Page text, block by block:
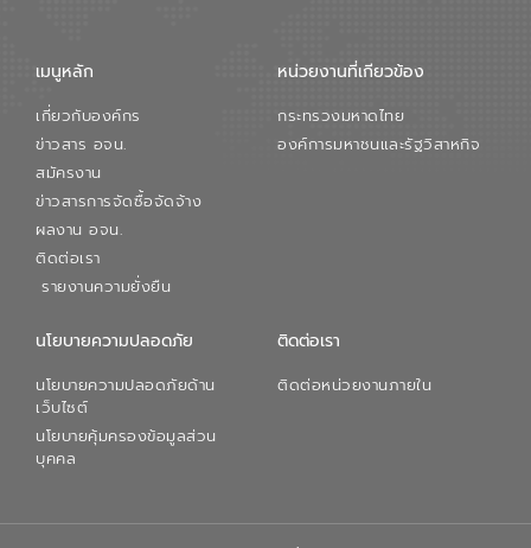
เมนูหลัก
เกี่ยวกับองค์กร
ข่าวสาร อจน.
สมัครงาน
ข่าวสารการจัดซื้อจัดจ้าง
ผลงาน อจน.
ติดต่อเรา
รายงานความยั่งยืน
หน่วยงานที่เกียวข้อง
กระทรวงมหาดไทย
องค์การมหาชนและรัฐวิสาหกิจ
นโยบายความปลอดภัย
นโยบายความปลอดภัยด้าน
เว็บไซต์
นโยบายคุ้มครองข้อมูลส่วน
บุคคล
ติดต่อเรา
ติดต่อหน่วยงานภายใน